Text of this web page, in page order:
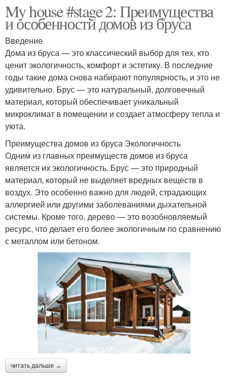
My house #stage 2: Преимущества
и особенности домов из бруса
Введение
Дома из бруса — это классический выбор для тех, кто
ценит экологичность, комфорт и эстетику. В последние
годы такие дома снова набирают популярность, и это не
удивительно. Брус — это натуральный, долговечный
материал, который обеспечивает уникальный
микроклимат в помещении и создает атмосферу тепла и
уюта.
Преимущества домов из бруса Экологичность
Одним из главных преимуществ домов из бруса
является их экологичность. Брус — это природный
материал, который не выделяет вредных веществ в
воздух. Это особенно важно для людей, страдающих
аллергией или другими заболеваниями дыхательной
системы. Кроме того, дерево — это возобновляемый
ресурс, что делает его более экологичным по сравнению
с металлом или бетоном.
читать дальше →